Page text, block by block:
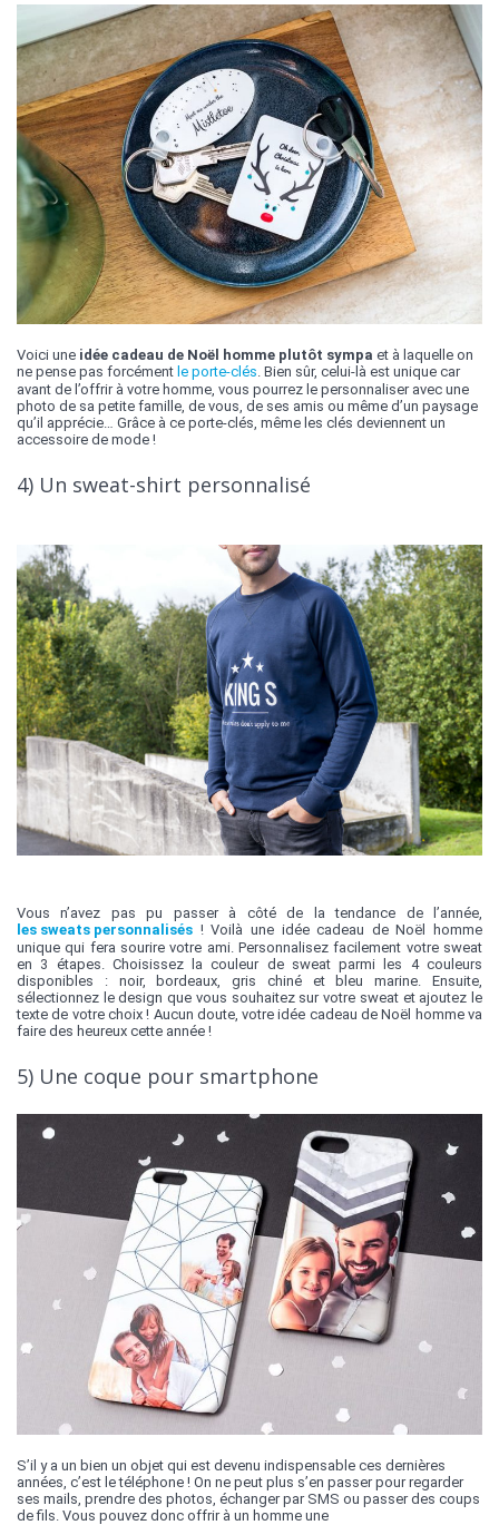
Voici une idée cadeau de Noël homme plutôt sympa et à laquelle on
ne pense pas forcément le porte-clés. Bien sûr, celui-là est unique car
avant de l’offrir à votre homme, vous pourrez le personnaliser avec une
photo de sa petite famille, de vous, de ses amis ou même d’un paysage
qu’il apprécie… Grâce à ce porte-clés, même les clés deviennent un
accessoire de mode !
4) Un sweat-shirt personnalisé
Vous n’avez pas pu passer à côté de la tendance de l’année,
les sweats personnalisés ! Voilà une idée cadeau de Noël homme
unique qui fera sourire votre ami. Personnalisez facilement votre sweat
en 3 étapes. Choisissez la couleur de sweat parmi les 4 couleurs
disponibles : noir, bordeaux, gris chiné et bleu marine. Ensuite,
sélectionnez le design que vous souhaitez sur votre sweat et ajoutez le
texte de votre choix ! Aucun doute, votre idée cadeau de Noël homme va
faire des heureux cette année !
5) Une coque pour smartphone
S’il y a un bien un objet qui est devenu indispensable ces dernières
années, c’est le téléphone ! On ne peut plus s’en passer pour regarder
ses mails, prendre des photos, échanger par SMS ou passer des coups
de fils. Vous pouvez donc offrir à un homme une